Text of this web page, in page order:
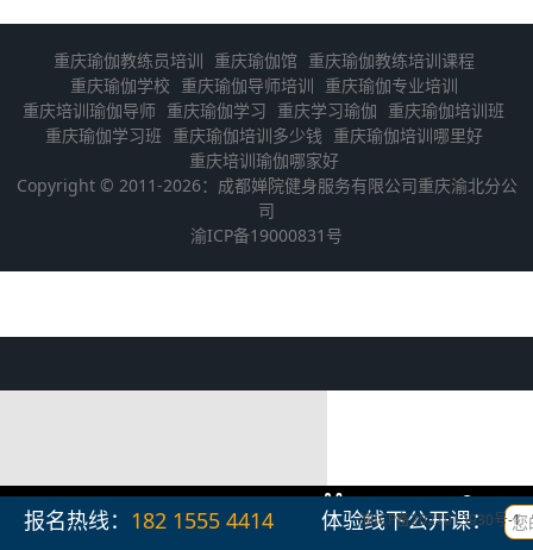
重庆瑜伽教练员培训 重庆瑜伽馆 重庆瑜伽教练培训课程
重庆瑜伽学校 重庆瑜伽导师培训 重庆瑜伽专业培训
重庆培训瑜伽导师 重庆瑜伽学习 重庆学习瑜伽 重庆瑜伽培训班
重庆瑜伽学习班 重庆瑜伽培训多少钱 重庆瑜伽培训哪里好
重庆培训瑜伽哪家好
Copyright © 2011-2026：成都婵院健身服务有限公司重庆渝北分公
司
渝ICP备19000831号
首页 动态 课程 联系
报名热线： 182 1555 4414‬ 体验线下公开课：
渝ICP备2021013930号-1